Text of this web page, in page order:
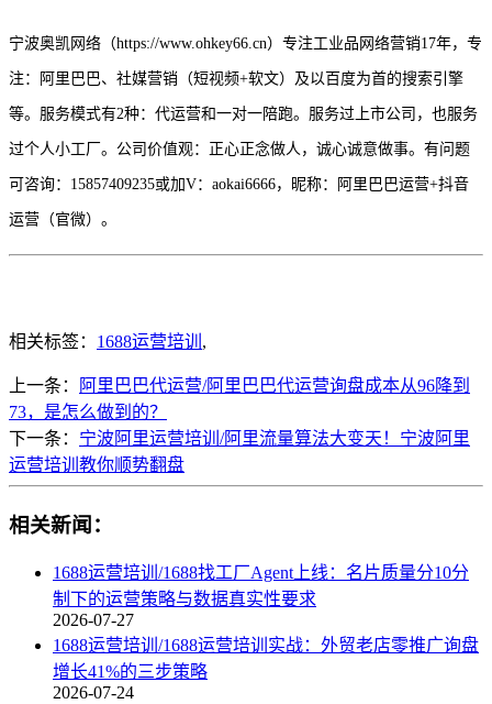
宁波奥凯网络（https://www.ohkey66.cn）专注工业品网络营销17年，专
注：阿里巴巴、社媒营销（短视频+软文）及以百度为首的搜索引擎
等。服务模式有2种：代运营和一对一陪跑。服务过上市公司，也服务
过个人小工厂。公司价值观：正心正念做人，诚心诚意做事。有问题
可咨询：15857409235或加V：aokai6666，昵称：阿里巴巴运营+抖音
运营（官微）。
相关标签： 1688运营培训 ,
上一条：
阿里巴巴代运营/阿里巴巴代运营询盘成本从96降到
73，是怎么做到的？
下一条： 宁波阿里运营培训/阿里流量算法大变天！宁波阿里
运营培训教你顺势翻盘
相关新闻：
1688运营培训/1688找工厂Agent上线：名片质量分10分
制下的运营策略与数据真实性要求
2026-07-27
1688运营培训/1688运营培训实战：外贸老店零推广询盘
增长41%的三步策略
2026-07-24